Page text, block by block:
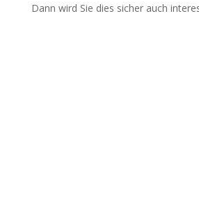
Dann wird Sie dies sicher auch